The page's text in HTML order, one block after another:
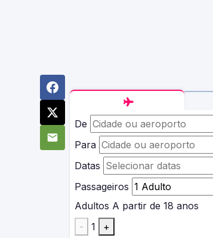
De
Para
Datas
Passageiros
Adultos A partir de 18 anos
-
1
+